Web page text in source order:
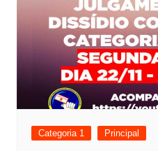
Categoria 1 Principal